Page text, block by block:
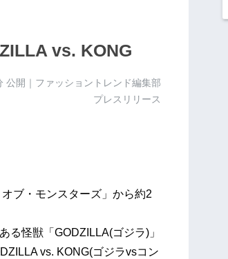
vs. KONG
公開｜ファッショントレンド編集部
プレスリリース
ブ・モンスターズ」から約2
る怪獣「GODZILLA(ゴジラ)」
vs. KONG(ゴジラvsコン